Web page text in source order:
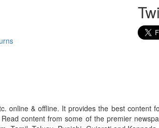
online & offline. It provides the best content
content from some of the premier